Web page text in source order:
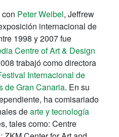
Peter Weibel, Jeffrew
internacional de
1998 y 2007 fue
Centre of Art & Design
trabajó como directora
Internacional de
de Gran Canaria. En su
ha comisariado
dearte y tecnología
tales como: Centre